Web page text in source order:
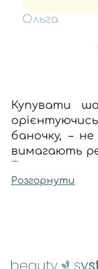
має
Ольга
Купувати
баночку, –
вимагають
виконати
Розгорнути